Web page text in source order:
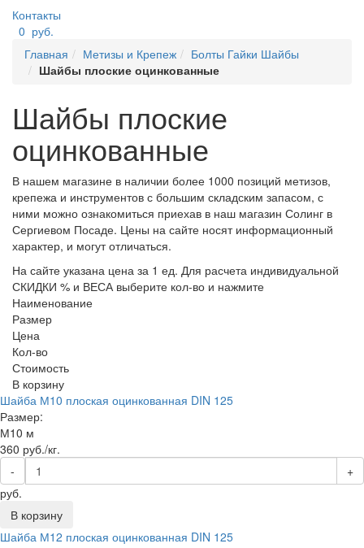
Контакты
0 руб.
Главная
Метизы и Крепеж
Болты Гайки Шайбы
Шайбы плоские оцинкованные
Шайбы плоские
оцинкованные
В нашем магазине в наличии более 1000 позиций метизов,
крепежа и инструментов с большим складским запасом, с
ними можно ознакомиться приехав в наш магазин Солинг в
Сергиевом Посаде. Цены на сайте носят информационный
характер, и могут отличаться.
На сайте указана цена за 1 ед. Для расчета индивидуальной
СКИДКИ % и ВЕСА выберите кол-во и нажмите
Наименование
Размер
Цена
Кол-во
Стоимость
В корзину
Шайба М10 плоская оцинкованная DIN 125
Размер:
М10 м
360 руб./кг.
-
+
руб.
В корзину
Шайба М12 плоская оцинкованная DIN 125